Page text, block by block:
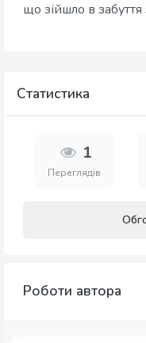
що зійшло в
Статистика
1
Переглядів
Роботи автора